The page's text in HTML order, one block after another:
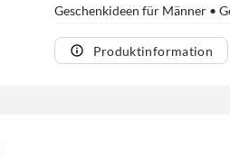
Geschenkideen für Männer •
Produktinformation